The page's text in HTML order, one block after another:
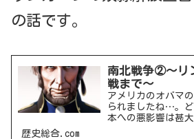
の話です。
南北戦争②～リ
戦まで～
アメリカのオバマ
られましたね…。
本への悪影響は甚
策では我が国は混
歴史総合.com